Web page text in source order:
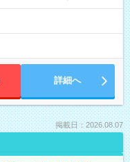
詳細へ
掲載日：2026.08.07